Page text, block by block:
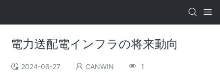
電力送配電インフラの将来動向
2024-06-27 CANWIN 1